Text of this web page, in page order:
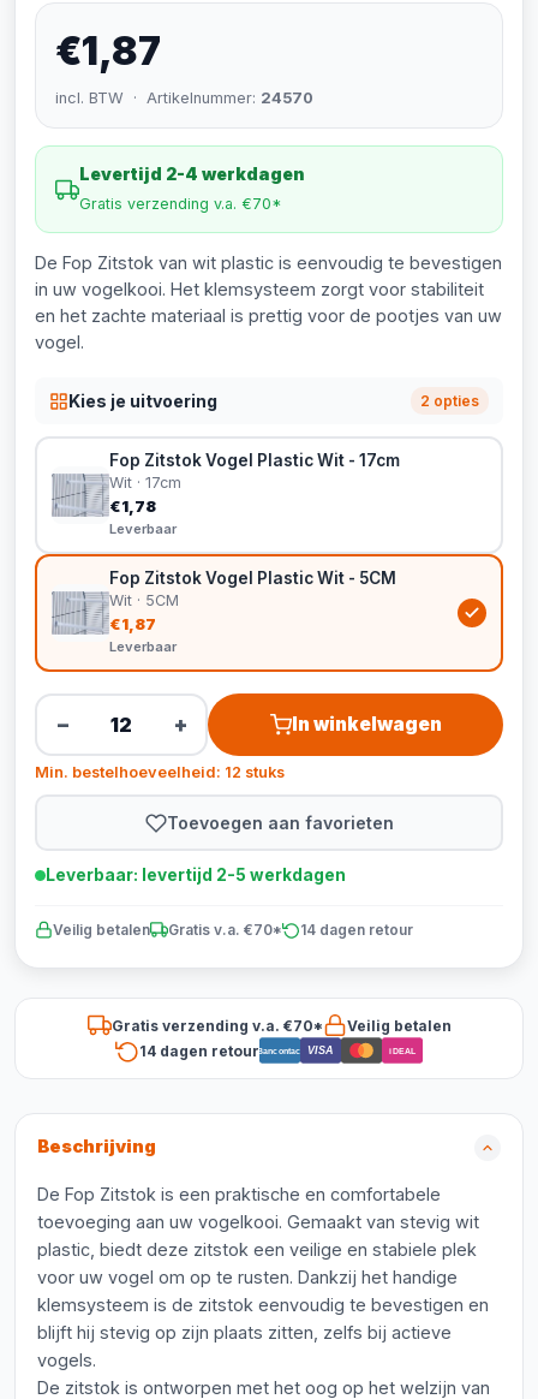
€1,87
incl. BTW · Artikelnummer: 24570
Levertijd 2-4 werkdagen
Gratis verzending v.a. €70*
De Fop Zitstok van wit plastic is eenvoudig te bevestigen
in uw vogelkooi. Het klemsysteem zorgt voor stabiliteit
en het zachte materiaal is prettig voor de pootjes van uw
vogel.
Kies je uitvoering 2 opties
Fop Zitstok Vogel Plastic Wit - 17cm
Wit · 17cm
€1,78
Leverbaar
Fop Zitstok Vogel Plastic Wit - 5CM
Wit · 5CM
€1,87
Leverbaar
− + In winkelwagen
Min. bestelhoeveelheid: 12 stuks
Toevoegen aan favorieten
Leverbaar: levertijd 2-5 werkdagen
Veilig betalen Gratis v.a. €70* 14 dagen retour
Gratis verzending v.a. €70*
Veilig betalen
14 dagen retourBancontact VISA iDEAL
Beschrijving
De Fop Zitstok is een praktische en comfortabele
toevoeging aan uw vogelkooi. Gemaakt van stevig wit
plastic, biedt deze zitstok een veilige en stabiele plek
voor uw vogel om op te rusten. Dankzij het handige
klemsysteem is de zitstok eenvoudig te bevestigen en
blijft hij stevig op zijn plaats zitten, zelfs bij actieve
vogels.
De zitstok is ontworpen met het oog op het welzijn van